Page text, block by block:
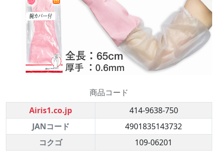
商品コード
Airis1.co.jp
414-9638-750
JANコード
4901835143732
コクゴ
109-06201